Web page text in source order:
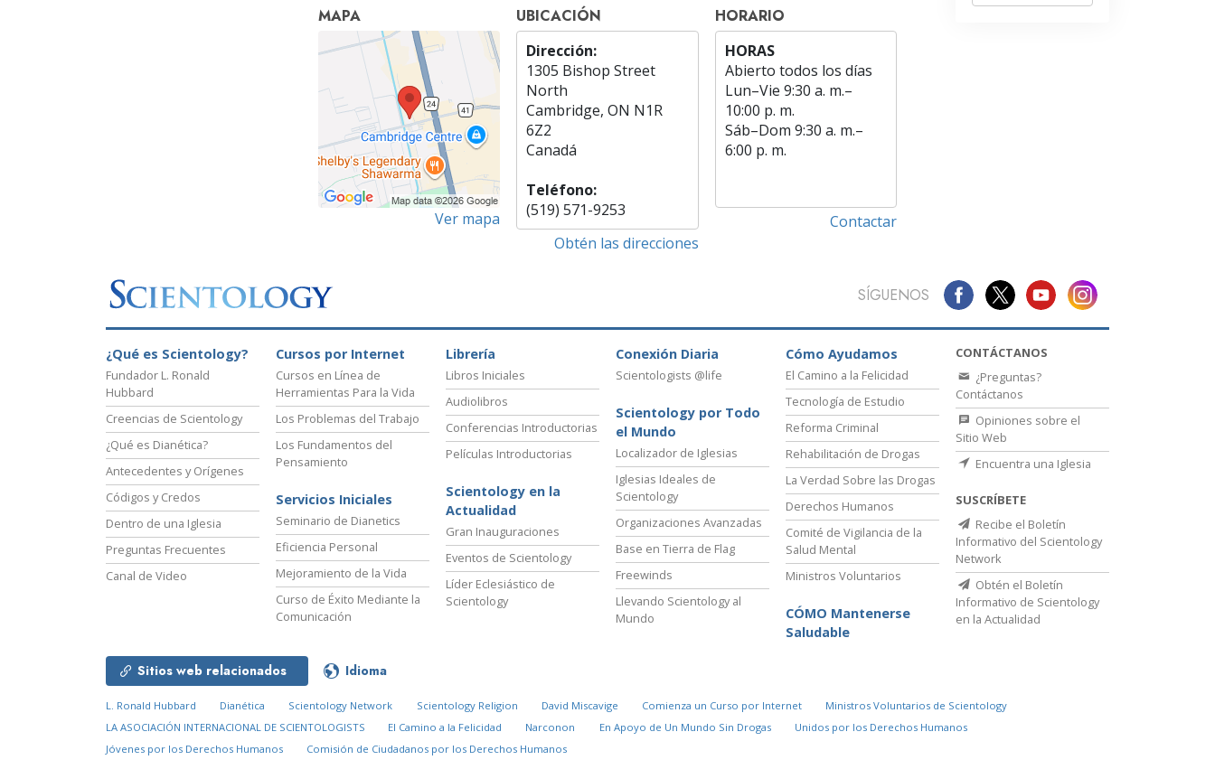
MAPA
Ver mapa
UBICACIÓN
Dirección:
1305 Bishop Street
North
Cambridge, ON N1R
6Z2
Canadá
Teléfono:
(519) 571-9253
Obtén las direcciones
HORARIO
HORAS
Abierto todos los días
Lun–Vie 9:30 a. m.–
10:00 p. m.
Sáb–Dom 9:30 a. m.–
6:00 p. m.
Contactar
SÍGUENOS
¿Qué es Scientology?
Fundador L. Ronald
Hubbard
Creencias de Scientology
¿Qué es Dianética?
Antecedentes y Orígenes
Códigos y Credos
Dentro de una Iglesia
Preguntas Frecuentes
Canal de Video
Cursos por Internet
Cursos en Línea de
Herramientas Para la Vida
Los Problemas del Trabajo
Los Fundamentos del
Pensamiento
Servicios Iniciales
Seminario de Dianetics
Eficiencia Personal
Mejoramiento de la Vida
Curso de Éxito Mediante la
Comunicación
Librería
Libros Iniciales
Audiolibros
Conferencias Introductorias
Películas Introductorias
Scientology en la
Actualidad
Gran Inauguraciones
Eventos de Scientology
Líder Eclesiástico de
Scientology
Conexión Diaria
Scientologists @life
Scientology por Todo
el Mundo
Localizador de Iglesias
Iglesias Ideales de
Scientology
Organizaciones Avanzadas
Base en Tierra de Flag
Freewinds
Llevando Scientology al
Mundo
Cómo Ayudamos
El Camino a la Felicidad
Tecnología de Estudio
Reforma Criminal
Rehabilitación de Drogas
La Verdad Sobre las Drogas
Derechos Humanos
Comité de Vigilancia de la
Salud Mental
Ministros Voluntarios
CÓMO Mantenerse
Saludable
CONTÁCTANOS
¿Preguntas?
Contáctanos
Opiniones sobre el
Sitio Web
Encuentra una Iglesia
SUSCRÍBETE
Recibe el Boletín
Informativo del Scientology
Network
Obtén el Boletín
Informativo de Scientology
en la Actualidad
Sitios web relacionados Idioma
L. Ronald Hubbard Dianética Scientology Network Scientology Religion David Miscavige Comienza un Curso por Internet
Ministros Voluntarios de Scientology
LA ASOCIACIÓN INTERNACIONAL DE SCIENTOLOGISTS
El Camino a la Felicidad Narconon En Apoyo de Un Mundo Sin Drogas
Unidos por los Derechos Humanos
Jóvenes por los Derechos Humanos
Comisión de Ciudadanos por los Derechos Humanos